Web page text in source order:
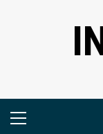
Menú